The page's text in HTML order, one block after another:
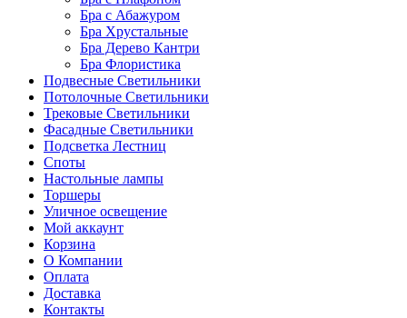
Бра с Абажуром
Бра Хрустальные
Бра Дерево Кантри
Бра Флористика
Подвесные Светильники
Потолочные Светильники
Трековые Светильники
Фасадные Светильники
Подсветка Лестниц
Споты
Настольные лампы
Торшеры
Уличное освещение
Мой аккаунт
Корзина
О Компании
Оплата
Доставка
Контакты